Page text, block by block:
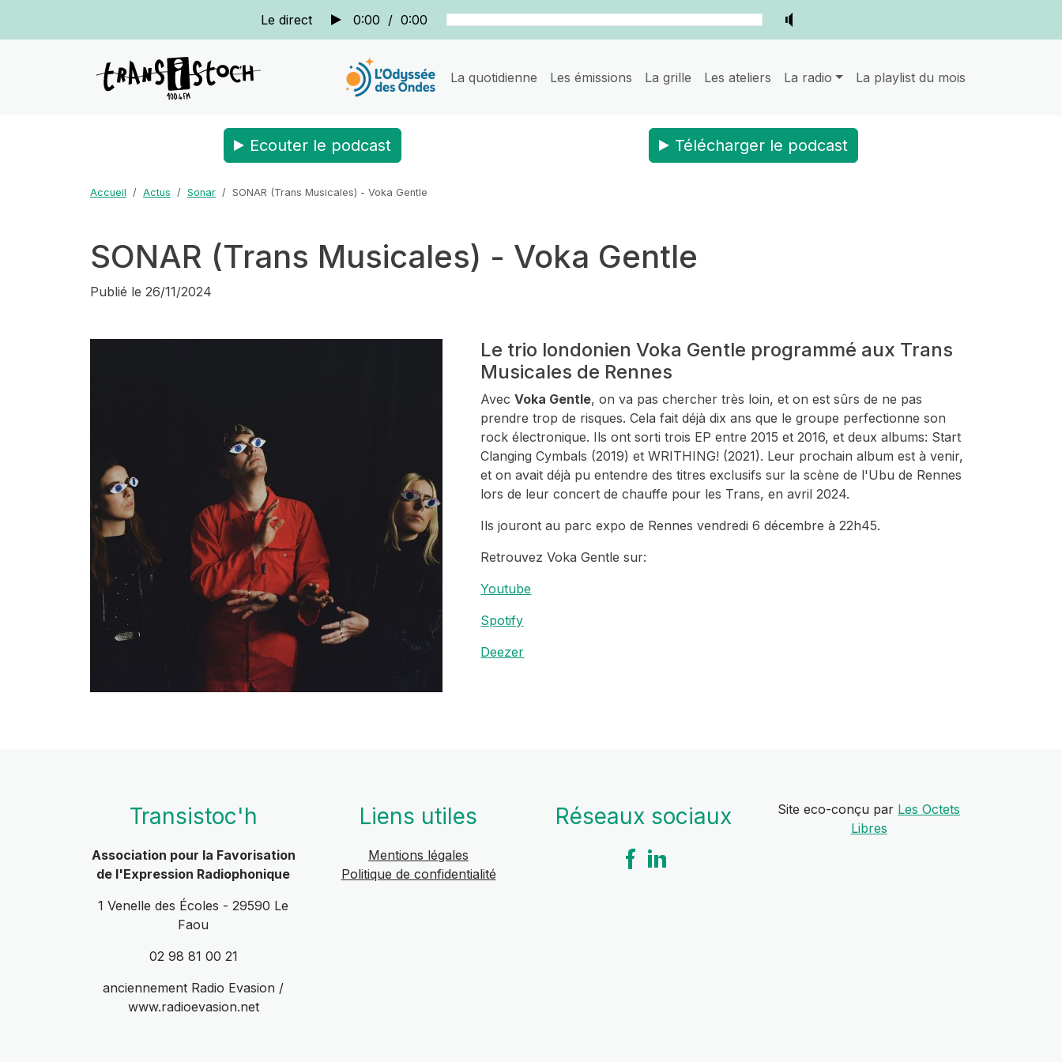
Le direct 0:00 / 0:00
La quotidienne Les émissions La grille Les ateliers La radio La playlist du mois
Ecouter le podcast Télécharger le podcast
Accueil Actus Sonar SONAR (Trans Musicales) - Voka Gentle
SONAR (Trans Musicales) - Voka Gentle
Publié le 26/11/2024
Le trio londonien Voka Gentle programmé aux Trans
Musicales de Rennes
AvecVoka Gentle, on va pas chercher très loin, et on est sûrs de ne pas
prendre trop de risques. Cela fait déjà dix ans que le groupe perfectionne son
rock électronique. Ils ont sorti trois EP entre 2015 et 2016, et deux albums: Start
Clanging Cymbals (2019) etWRITHING! (2021). Leur prochain album est à venir,
et on avait déjà pu entendre des titres exclusifs sur la scène de l'Ubu de Rennes
lors de leur concert de chauffe pour les Trans, en avril 2024.
Ils jouront au parc expo de Rennes vendredi 6 décembre à 22h45.
Retrouvez Voka Gentle sur:
Youtube
Spotify
Deezer
Transistoc'h
Association pour la Favorisation
de l'Expression Radiophonique
1 Venelle des Écoles - 29590 Le
Faou
02 98 81 00 21
anciennement Radio Evasion /
www.radioevasion.net
Liens utiles
Mentions légales
Politique de confidentialité
Réseaux sociaux Site eco-conçu par Les Octets
Libres